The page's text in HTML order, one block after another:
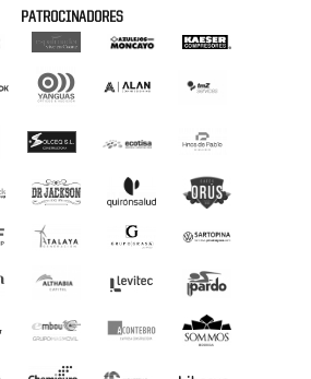
PATROCINADORES